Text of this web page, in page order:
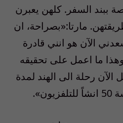
ببند السفر. كلهن يعبرن
مارتا:«بصراحة، ان
الآن هو انني قادرة
ما اعمل على تحقيقه
رحلة الى الهند لمدة